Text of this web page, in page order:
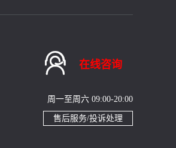
 在线咨询
周一至周六 09:00-20:00
售后服务/投诉处理